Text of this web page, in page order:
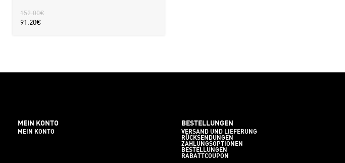
152.00€
91.20€
MEIN KONTO
MEIN KONTO
BESTELLUNGEN
VERSAND UND LIEFERUNG
RÜCKSENDUNGEN
ZAHLUNGSOPTIONEN
BESTELLUNGEN
RABATTCOUPON